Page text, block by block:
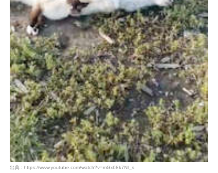
出典 : https://www.youtube.com/watch?v=mGx68k7NI_s